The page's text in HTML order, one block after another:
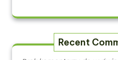
Recent